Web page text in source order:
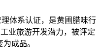
体系认证，是黄圃腊味行
业旅游开发潜力，被评定
成品。